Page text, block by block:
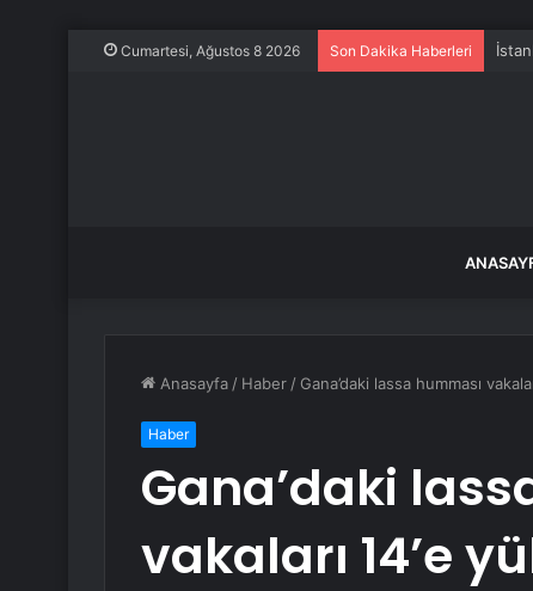
Cumartesi, Ağustos 8 2026 Son Dakika Haberleri
Anasayfa / Haber / Gana’daki lassa humması
Haber
Gana’daki
vakaları 14’e